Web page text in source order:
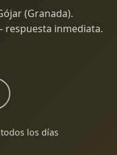
(Granada).
inmediata.
los días